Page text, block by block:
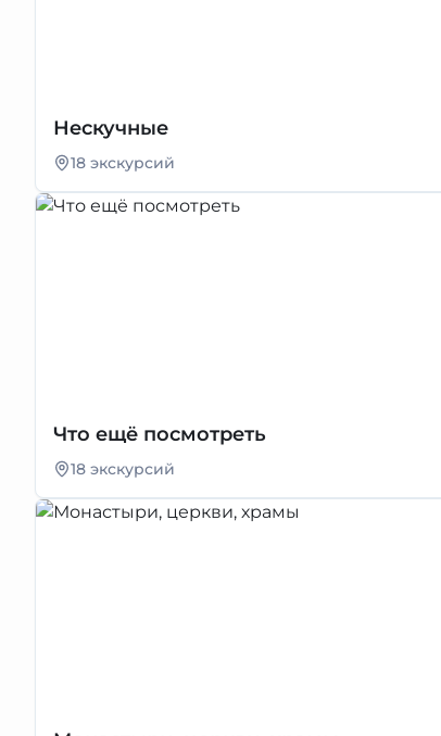
Нескучные
18 экскурсий
Что ещё посмотреть
18 экскурсий